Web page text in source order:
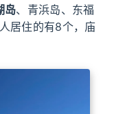
岛、青浜岛、东福
居住的有8个，庙